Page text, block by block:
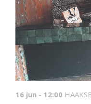
16 jun - 12:00